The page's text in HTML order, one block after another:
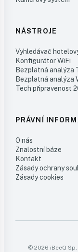
NÁSTROJE
Vyhledávač
Konfigurátor WiFi
Bezplatná analýza
Bezplatná analýza
Tech připravenost
PRÁVNÍ
O nás
Znalostní báze
Kontakt
Zásady ochrany
Zásady cookies
© 2026 iBeeQ Sp.